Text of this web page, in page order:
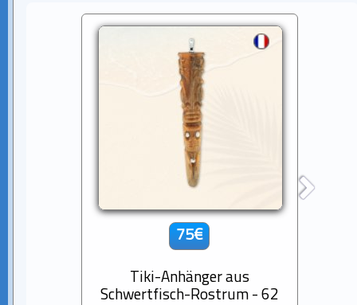
75€
Tiki-Anhänger aus
Schwertfisch-Rostrum - 62